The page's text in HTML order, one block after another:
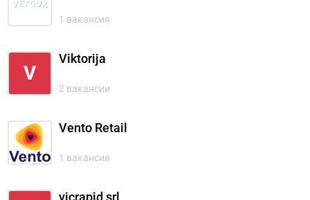
1 вакансия
V
Viktorija
2 вакансии
Vento Retail
1 вакансия
vicrapid srl